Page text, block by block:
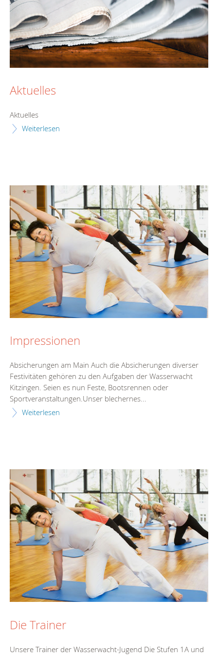
Aktuelles
Aktuelles
Weiterlesen
Impressionen
Absicherungen am Main Auch die Absicherungen diverser
Festivitäten gehören zu den Aufgaben der Wasserwacht
Kitzingen. Seien es nun Feste, Bootsrennen oder
Sportveranstaltungen.Unser blechernes...
Weiterlesen
Die Trainer
Unsere Trainer der Wasserwacht-Jugend Die Stufen 1A und